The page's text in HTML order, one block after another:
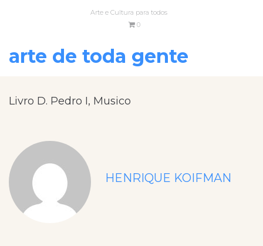
Arte e Cultura para todos
0
arte de toda gente
Livro D. Pedro I, Musico
HENRIQUE KOIFMAN